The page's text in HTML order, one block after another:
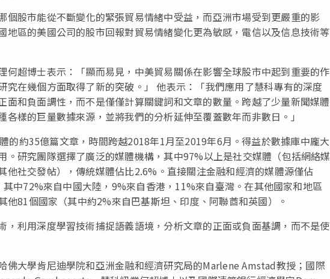
個股市能從不斷變化的緊張貿易情緒中受益，而亞洲市場受到更嚴重的影
地區的美國公司的股市回報對貿易情緒變化更為敏感，電信以及信息技術等
何超博士表示：
「顯而易見，中美貿易關係在影響全球股市中起到重要的作
究在幾個方面取得了新的突破。 」 他表示： 「我們應用了慧科專有的深度
面和負面調性，而不是僅僅計算關鍵詞和文章的數量。跨越了少量新聞媒體
樣的巨量數據來源，並將我們的分析延伸至覆蓋數年而非數日。 」
的約35億篇文章，時間跨越2018年1月至2019年6月。得益於數據庫中龐大
。研究團隊選擇了廣泛的媒體機構，其中97%以上是社交媒體（包括網絡媒
他社交發帖），傳統媒體佔比2.6%。直接關注金融和經濟的媒體源僅佔
中72%來自中國大陸，9%來自香港，11%來自臺灣。在其他國家和地區
81個國家（其中約2%來自巴基斯坦、印度、阿聯酋和英國）。
，利用深度學習技術捕捉語義語境，分析文章的正面或負面基調，而不是使
佛大學肯尼迪學院和亞洲金融和經濟研究局的Marlene Amstad教授；國際